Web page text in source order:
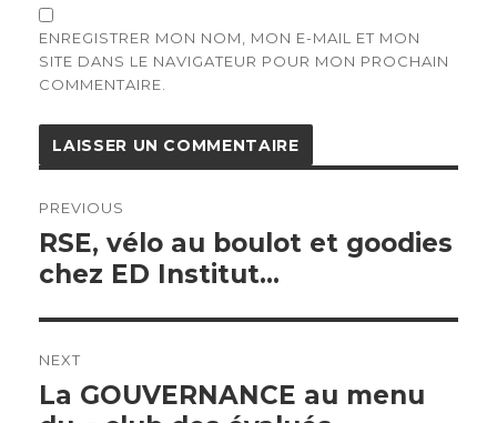
ENREGISTRER MON NOM, MON E-MAIL ET MON
SITE DANS LE NAVIGATEUR POUR MON PROCHAIN
COMMENTAIRE.
de
l’article
PREVIOUS
Previous
post:
RSE, vélo au boulot et goodies
chez ED Institut…
NEXT
Next
post:
La GOUVERNANCE au menu